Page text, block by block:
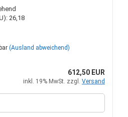
26,18
(Ausland abweichend)
612,50 EUR
inkl. 19% MwSt. zzgl. Versand